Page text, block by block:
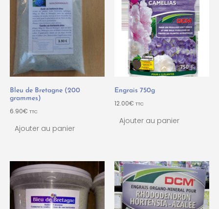
Bleu de Bretagne (200
grammes)
6.90€ TTC
Ajouter au panier
Engrais 750g
12.00€ TTC
Ajouter au panier